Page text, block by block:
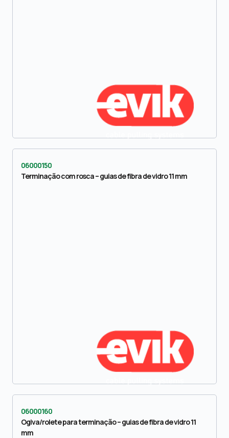
06000150
Terminação com rosca – guias de fibra de vidro 11 mm
06000160
Ogiva/rolete para terminação – guias de fibra de vidro 11
mm